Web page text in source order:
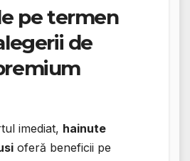
pe termen
de
imediat, hainute
oferă beneficii pe